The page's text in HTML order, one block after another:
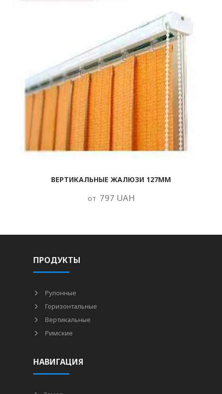
ВЕРТИКАЛЬНЫЕ ЖАЛЮЗИ 127ММ
от 797 UAH
ПРОДУКТЫ
Рулонные
Горизонтальные
Вертикальные
Римские
НАВИГАЦИЯ